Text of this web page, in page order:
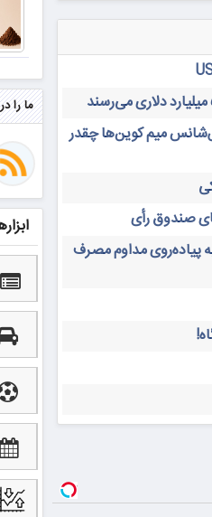
میم کوین‌ها چقدر
صندوق رأی
پیاده‌روی مداوم مصرف
ما را